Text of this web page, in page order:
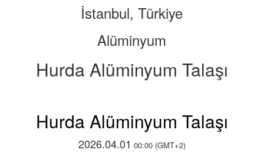
İstanbul, Türkiye
Alüminyum
Hurda Alüminyum Talaşı
Hurda Alüminyum Talaşı
2026.04.01 00:00 (GMT+2)